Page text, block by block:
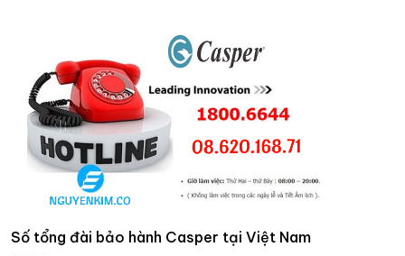
Số tổng đài bảo hành Casper tại Việt Nam